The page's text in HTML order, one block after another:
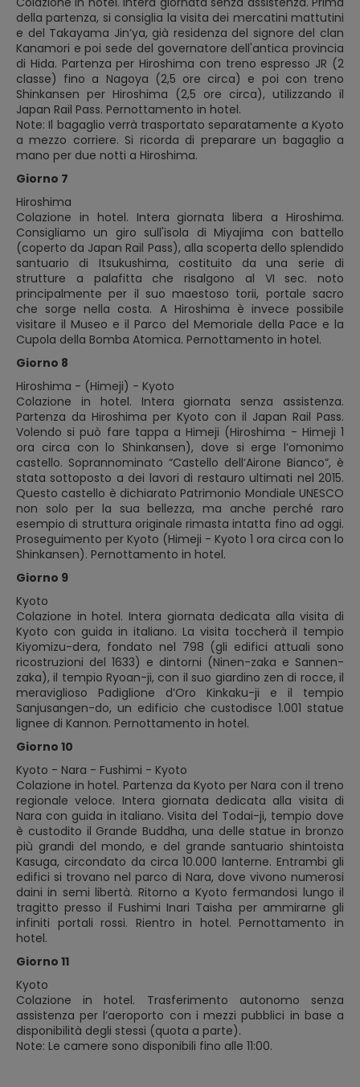
della partenza, si consiglia la visita dei mercatini mattutini
e del Takayama Jin’ya, già residenza del signore del clan
Kanamori e poi sede del governatore dell'antica provincia
di Hida. Partenza per Hiroshima con treno espresso JR (2
classe) fino a Nagoya (2,5 ore circa) e poi con treno
Shinkansen per Hiroshima (2,5 ore circa), utilizzando il
Japan Rail Pass. Pernottamento in hotel.
Note: Il bagaglio verrà trasportato separatamente a Kyoto
a mezzo corriere. Si ricorda di preparare un bagaglio a
mano per due notti a Hiroshima.
Giorno 7
Hiroshima
Colazione in hotel. Intera giornata libera a Hiroshima.
Consigliamo un giro sull'isola di Miyajima con battello
(coperto da Japan Rail Pass), alla scoperta dello splendido
santuario di Itsukushima, costituito da una serie di
strutture a palafitta che risalgono al VI sec. noto
principalmente per il suo maestoso torii, portale sacro
che sorge nella costa. A Hiroshima è invece possibile
visitare il Museo e il Parco del Memoriale della Pace e la
Cupola della Bomba Atomica. Pernottamento in hotel.
Giorno 8
Hiroshima - (Himeji) - Kyoto
Colazione in hotel. Intera giornata senza assistenza.
Partenza da Hiroshima per Kyoto con il Japan Rail Pass.
Volendo si può fare tappa a Himeji (Hiroshima - Himeji 1
ora circa con lo Shinkansen), dove si erge l’omonimo
castello. Soprannominato “Castello dell’Airone Bianco”, è
stata sottoposto a dei lavori di restauro ultimati nel 2015.
Questo castello è dichiarato Patrimonio Mondiale UNESCO
non solo per la sua bellezza, ma anche perché raro
esempio di struttura originale rimasta intatta fino ad oggi.
Proseguimento per Kyoto (Himeji - Kyoto 1 ora circa con lo
Shinkansen). Pernottamento in hotel.
Giorno 9
Kyoto
Colazione in hotel. Intera giornata dedicata alla visita di
Kyoto con guida in italiano. La visita toccherà il tempio
Kiyomizu-dera, fondato nel 798 (gli edifici attuali sono
ricostruzioni del 1633) e dintorni (Ninen-zaka e Sannen-
zaka), il tempio Ryoan-ji, con il suo giardino zen di rocce, il
meraviglioso Padiglione d’Oro Kinkaku-ji e il tempio
Sanjusangen-do, un edificio che custodisce 1.001 statue
lignee di Kannon. Pernottamento in hotel.
Giorno 10
Kyoto - Nara - Fushimi - Kyoto
Colazione in hotel. Partenza da Kyoto per Nara con il treno
regionale veloce. Intera giornata dedicata alla visita di
Nara con guida in italiano. Visita del Todai-ji, tempio dove
è custodito il Grande Buddha, una delle statue in bronzo
più grandi del mondo, e del grande santuario shintoista
Kasuga, circondato da circa 10.000 lanterne. Entrambi gli
edifici si trovano nel parco di Nara, dove vivono numerosi
daini in semi libertà. Ritorno a Kyoto fermandosi lungo il
tragitto presso il Fushimi Inari Taisha per ammirarne gli
infiniti portali rossi. Rientro in hotel. Pernottamento in
hotel.
Giorno 11
Kyoto
Colazione in hotel. Trasferimento autonomo senza
assistenza per l’aeroporto con i mezzi pubblici in base a
disponibilità degli stessi (quota a parte).
Note: Le camere sono disponibili fino alle 11:00.